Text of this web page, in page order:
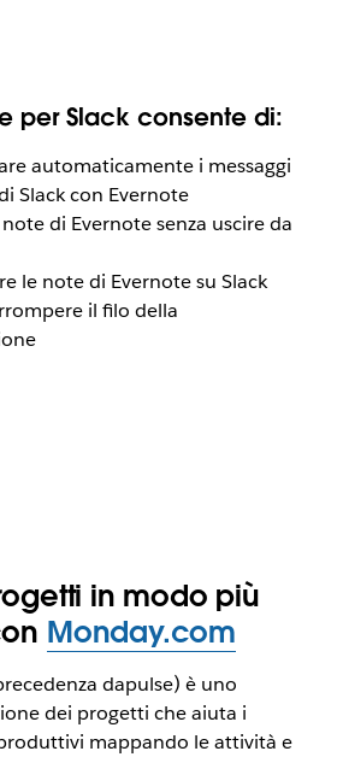
per Slack consente di:
automaticamente i messaggi
Slack con Evernote
di Evernote senza uscire da
le note di Evernote su Slack
il filo della
in modo più
Monday.com
dapulse) è uno
dei progetti che aiuta i
mappando le attività e